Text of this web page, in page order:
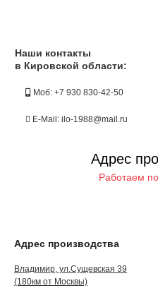
Наши контакты
в Кировской области:
Моб: +7 930 830-42-50
E-Mail: ilo-1988@mail.ru
Адрес
Работаем
Адрес производства
Владимир, ул.Сущевская 39
(180км от Москвы)